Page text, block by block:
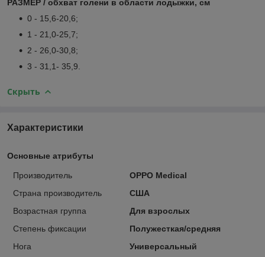
РАЗМЕР / обхват голени в области лодыжки, см
0 - 15,6-20,6;
1 - 21,0-25,7;
2 - 26,0-30,8;
3 - 31,1- 35,9.
Скрыть
Характеристики
Основные атрибуты
Производитель
OPPO Medical
Страна производитель
США
Возрастная группа
Для взрослых
Степень фиксации
Полужесткая/средняя
Нога
Универсальный